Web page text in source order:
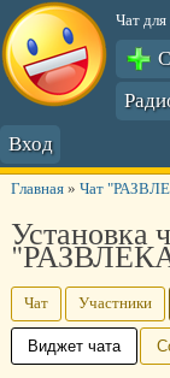
Чат для
Вход
Главная» Чат
Установка
Чат Участники
Виджет чата